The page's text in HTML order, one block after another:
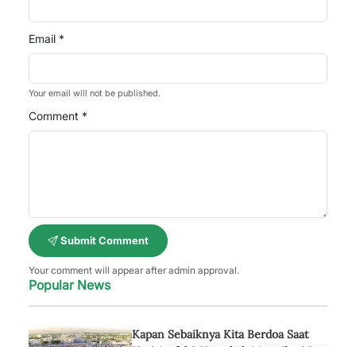
Email *
Your email will not be published.
Comment *
Submit Comment
Your comment will appear after admin approval.
Popular News
Kapan Sebaiknya Kita Berdoa Saat